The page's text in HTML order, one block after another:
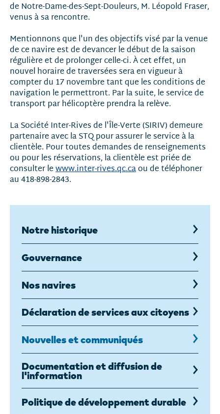
de Notre-Dame-des-Sept-Douleurs, M. Léopold Fraser,
venus à sa rencontre.
Mentionnons que l'un des objectifs visé par la venue
de ce navire est de devancer le début de la saison
régulière et de prolonger celle-ci. À cet effet, un
nouvel horaire de traversées sera en vigueur à
compter du 17 novembre tant que les conditions de
navigation le permettront. Par la suite, le service de
transport par hélicoptère prendra la relève.
La Société Inter-Rives de l'Île-Verte (SIRIV) demeure
partenaire avec la STQ pour assurer le service à la
clientèle. Pour toutes demandes de renseignements
ou pour les réservations, la clientèle est priée de
consulter le www.inter-rives.qc.caou de téléphoner
au 418-898-2843.
Notre historique
Gouvernance
Nos navires
Déclaration de services aux citoyens
Nouvelles et communiqués
Documentation et diffusion de
l'information
Politique de développement durable